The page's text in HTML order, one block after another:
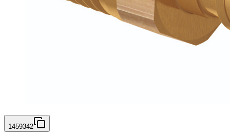
1459342